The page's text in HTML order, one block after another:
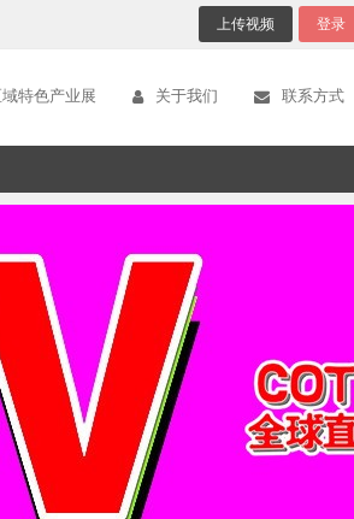
上传视频 登录
特色产业展 关于我们 联系方式